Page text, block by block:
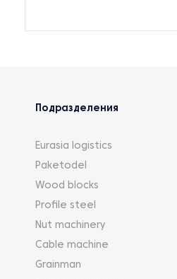
Подразделения
Eurasia logistics
Paketodel
Wood blocks
Profile steel
Nut machinery
Cable machine
Grainman